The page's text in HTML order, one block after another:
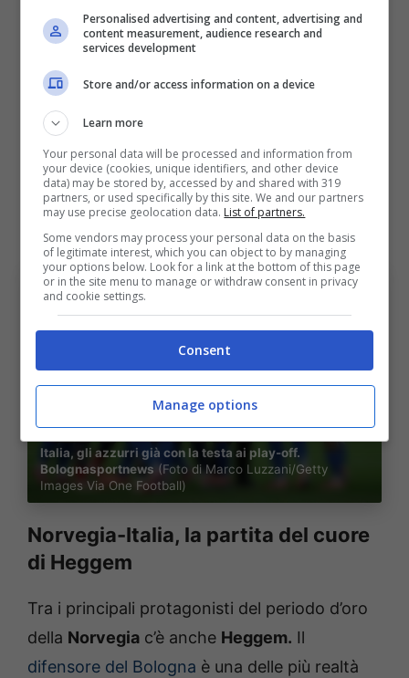
nazionali europee.
Mancare il terzo appuntamento alMondiale
sarebbe una vera e propria catastrofe e l’Italia
vuole sfatare il tabù play-off anche con il
rischio di affrontare laSvezia e la Macedonia
del Nord , le due squadre che hanno eliminato
Italia, gli azzurri già con la testa ai play-off.
Bolognasportnews (Foto di Marco Luzzani/Getty
Images Via One Football)
Norvegia-Italia, la partita del cuore
di Heggem
Tra i principali protagonisti del periodo d’oro
della Norvegia c’è anche Heggem. Il
difensore del Bologna è una delle più realtà
Personalised advertising and content, advertising and
content measurement, audience research and
services development
Store and/or access information on a device
Learn more
Your personal data will be processed and information from
your device (cookies, unique identifiers, and other device
data) may be stored by, accessed by and shared with 319
partners, or used specifically by this site. We and our partners
may use precise geolocation data. List of partners.
Some vendors may process your personal data on the basis
of legitimate interest, which you can object to by managing
your options below. Look for a link at the bottom of this page
or in the site menu to manage or withdraw consent in privacy
and cookie settings.
Consent
Manage options